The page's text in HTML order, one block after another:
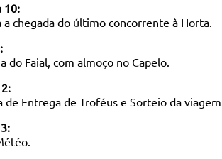
10:
a chegada do último concorrente à Horta.
do Faial, com almoço no Capelo.
de Entrega de Troféus e Sorteio da